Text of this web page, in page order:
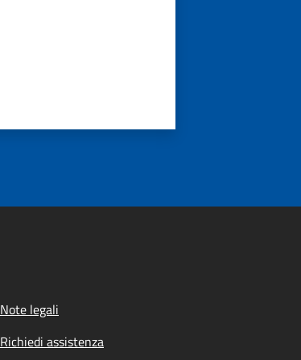
Note legali
Richiedi assistenza